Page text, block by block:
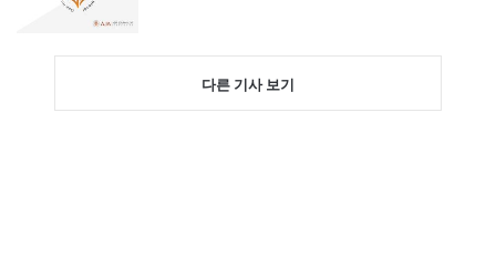
다른 기사 보기